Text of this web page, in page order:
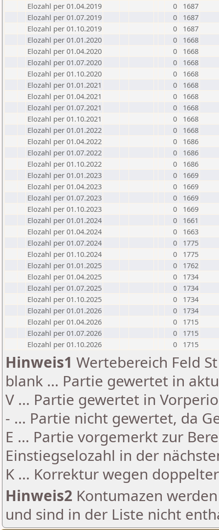
Elozahl per 01.04.2019
0
1687
Elozahl per 01.07.2019
0
1687
Elozahl per 01.10.2019
0
1687
Elozahl per 01.01.2020
0
1668
Elozahl per 01.04.2020
0
1668
Elozahl per 01.07.2020
0
1668
Elozahl per 01.10.2020
0
1668
Elozahl per 01.01.2021
0
1668
Elozahl per 01.04.2021
0
1668
Elozahl per 01.07.2021
0
1668
Elozahl per 01.10.2021
0
1668
Elozahl per 01.01.2022
0
1668
Elozahl per 01.04.2022
0
1686
Elozahl per 01.07.2022
0
1686
Elozahl per 01.10.2022
0
1686
Elozahl per 01.01.2023
0
1669
Elozahl per 01.04.2023
0
1669
Elozahl per 01.07.2023
0
1669
Elozahl per 01.10.2023
0
1669
Elozahl per 01.01.2024
0
1661
Elozahl per 01.04.2024
0
1663
Elozahl per 01.07.2024
0
1775
Elozahl per 01.10.2024
0
1775
Elozahl per 01.01.2025
0
1762
Elozahl per 01.04.2025
0
1734
Elozahl per 01.07.2025
0
1734
Elozahl per 01.10.2025
0
1734
Elozahl per 01.01.2026
0
1734
Elozahl per 01.04.2026
0
1715
Elozahl per 01.07.2026
0
1715
Elozahl per 01.10.2026
0 1715
Hinweis1 Wertebereich Feld
blank ... Partie gewertet in
V ... Partie gewertet in
- ... Partie nicht gewertet, da
E ... Partie vorgemerkt zur
Einstiegselozahl in der
K ... Korrektur wegen
Hinweis2 Kontumazen
und sind in der Liste nicht